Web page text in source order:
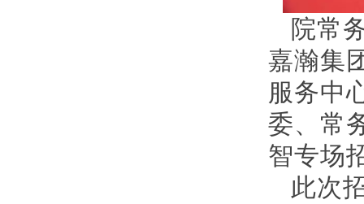
院常
嘉瀚集
服务中
委、常
智专场
此次